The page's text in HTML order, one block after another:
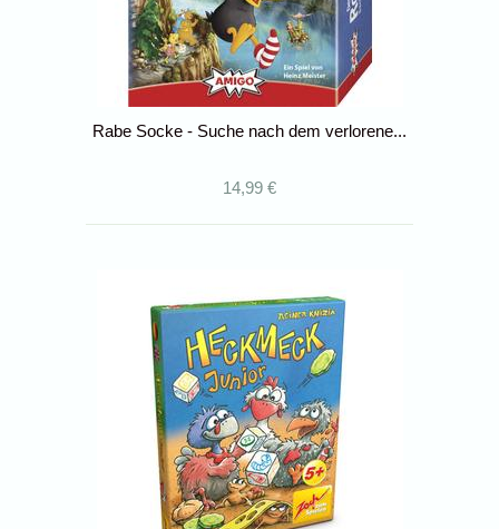
Rabe Socke - Suche nach dem verlorene...
14,99 €